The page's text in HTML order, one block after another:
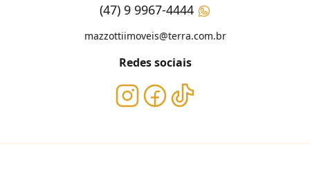
(47) 9 9967-4444
mazzottiimoveis@terra.com.br
Redes sociais